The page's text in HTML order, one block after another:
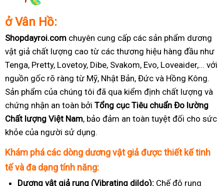
ở Vân Hồ:
Shopdayroi.com chuyên cung cấp các sản phẩm dương
vật giả chất lượng cao từ các thương hiệu hàng đầu như
Tenga, Pretty, Lovetoy, Dibe, Svakom, Evo, Loveaider,... với
nguồn gốc rõ ràng từ Mỹ, Nhật Bản, Đức và Hồng Kông.
Sản phẩm của chúng tôi đã qua kiểm định chất lượng và
chứng nhận an toàn bởi Tổng cục Tiêu chuẩn Đo lường
Chất lượng Việt Nam, bảo đảm an toàn tuyệt đối cho sức
khỏe của người sử dụng.
Khám phá các dòng dương vật giả được thiết kế tinh
tế và đa dạng tính năng:
Dương vật giả rung (Vibrating dildo): Chế độ rung